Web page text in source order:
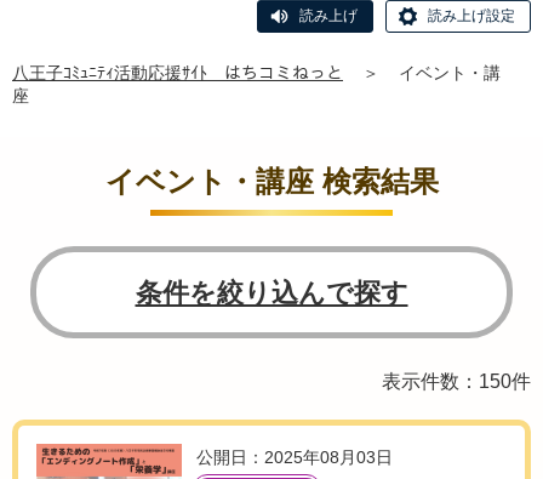
読み上げ 読み上げ設定
八王子ｺﾐｭﾆﾃｨ活動応援ｻｲﾄ はちコミねっと ＞
イベント・講
座
イベント・講座 検索結果
条件を絞り込んで探す
表示件数：150件
公開日：2025年08月03日